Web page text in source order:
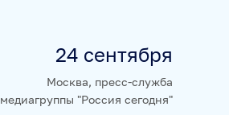
24 сентября
Москва, пресс-служба
медиагруппы "Россия сегодня"